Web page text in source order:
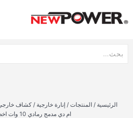
الرئيسية / المنتجات / إنارة خارجية / كشاف خارجي
ام دي مدمج رمادي 10 وات اخضر نيوباور